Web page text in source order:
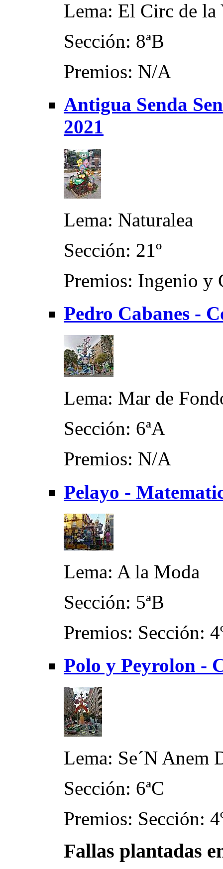
Lema: El Circ de la
Sección: 8ªB
Premios: N/A
Antigua Senda
2021
Lema: Naturalea
Sección: 21º
Premios: Ingenio y
Pedro Cabanes -
Lema: Mar de
Sección: 6ªA
Premios: N/A
Pelayo -
Lema: A la Moda
Sección: 5ªB
Premios: Sección:
Polo y Peyrolon -
Lema: Se´N Anem
Sección: 6ªC
Premios: Sección:
Fallas plantadas